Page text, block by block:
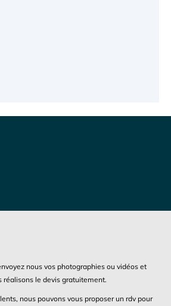
nous vos photographies ou vidéos et
réalisons le devis gratuitement.
nous pouvons vous proposer un rdv pour